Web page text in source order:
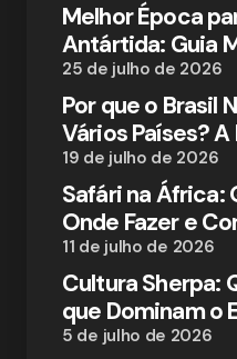
Melhor Época
Antártida: Guia
25 de julho de 2026
Por que o Brasil
Vários Países?
19 de julho de 2026
Safári na África:
Onde Fazer e
11 de julho de 2026
Cultura Sherpa:
que Dominam o
5 de julho de 2026